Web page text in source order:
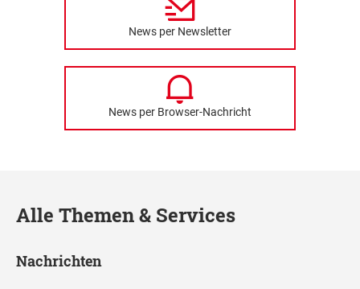
News per Newsletter
News per Browser-Nachricht
Alle Themen & Services
Nachrichten